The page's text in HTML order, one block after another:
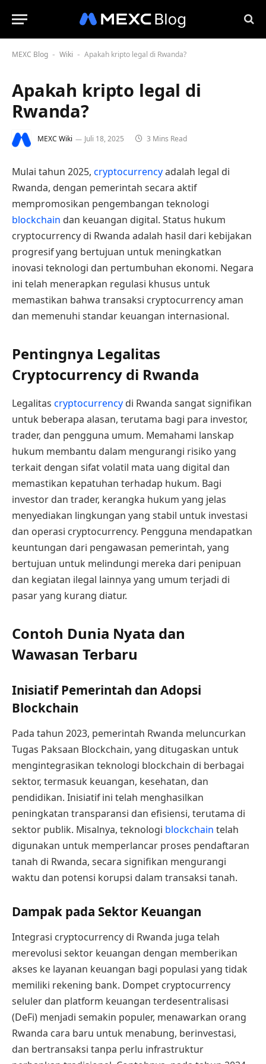
MEXC Blog - Wiki - Apakah kripto legal di Rwanda?
Apakah kripto legal di
Rwanda?
MEXC Wiki Juli 18, 2025 3 Mins Read
Mulai tahun 2025, cryptocurrencyadalah legal di
Rwanda, dengan pemerintah secara aktif
mempromosikan pengembangan teknologi
blockchain dan keuangan digital. Status hukum
cryptocurrency di Rwanda adalah hasil dari kebijakan
progresif yang bertujuan untuk meningkatkan
inovasi teknologi dan pertumbuhan ekonomi. Negara
ini telah menerapkan regulasi khusus untuk
memastikan bahwa transaksi cryptocurrency aman
dan memenuhi standar keuangan internasional.
Pentingnya Legalitas
Cryptocurrency di Rwanda
Legalitas cryptocurrency di Rwanda sangat signifikan
untuk beberapa alasan, terutama bagi para investor,
trader, dan pengguna umum. Memahami lanskap
hukum membantu dalam mengurangi risiko yang
terkait dengan sifat volatil mata uang digital dan
memastikan kepatuhan terhadap hukum. Bagi
investor dan trader, kerangka hukum yang jelas
menyediakan lingkungan yang stabil untuk investasi
dan operasi cryptocurrency. Pengguna mendapatkan
keuntungan dari pengawasan pemerintah, yang
bertujuan untuk melindungi mereka dari penipuan
dan kegiatan ilegal lainnya yang umum terjadi di
pasar yang kurang diatur.
Contoh Dunia Nyata dan
Wawasan Terbaru
Inisiatif Pemerintah dan Adopsi
Blockchain
Pada tahun 2023, pemerintah Rwanda meluncurkan
Tugas Paksaan Blockchain, yang ditugaskan untuk
mengintegrasikan teknologi blockchain di berbagai
sektor, termasuk keuangan, kesehatan, dan
pendidikan. Inisiatif ini telah menghasilkan
peningkatan transparansi dan efisiensi, terutama di
sektor publik. Misalnya, teknologi blockchain telah
digunakan untuk memperlancar proses pendaftaran
tanah di Rwanda, secara signifikan mengurangi
waktu dan potensi korupsi dalam transaksi tanah.
Dampak pada Sektor Keuangan
Integrasi cryptocurrency di Rwanda juga telah
merevolusi sektor keuangan dengan memberikan
akses ke layanan keuangan bagi populasi yang tidak
memiliki rekening bank. Dompet cryptocurrency
seluler dan platform keuangan terdesentralisasi
(DeFi) menjadi semakin populer, menawarkan orang
Rwanda cara baru untuk menabung, berinvestasi,
dan bertransaksi tanpa perlu infrastruktur